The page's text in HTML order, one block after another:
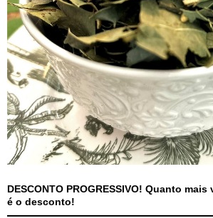
DESCONTO PROGRESSIVO! Quanto
é o desconto!